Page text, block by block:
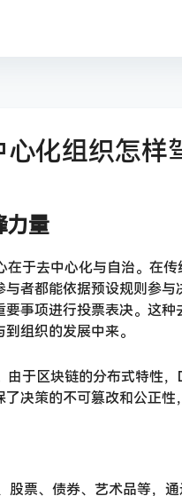
化组织怎样
力量
于去中心化与自治。在
者都能依据预设规则参
事项进行投票表决。这
组织的发展中来。
于区块链的分布式特性
决策的不可篡改和公正性
票、债券、艺术品等，